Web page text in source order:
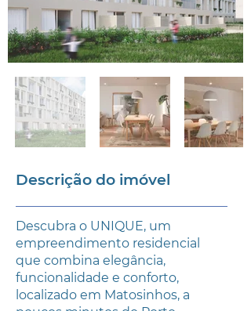
Descrição do imóvel
Descubra o UNIQUE, um
empreendimento residencial
que combina elegância,
funcionalidade e conforto,
localizado em Matosinhos, a